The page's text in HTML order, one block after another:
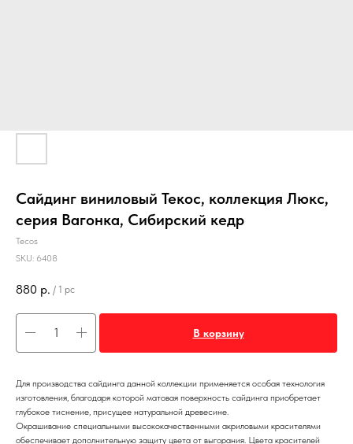
Сайдинг виниловый Текос, коллекция Люкс,
серия Вагонка, Сибирский кедр
Tecos
SKU: 6408
880 р. / 1 pc
В корзину
Для производства сайдинга данной коллекции применяется особая технология
изготовления, благодаря которой матовая поверхность сайдинга приобретает
глубокое тиснение, присущее натуральной древесине.
Окрашивание специальными высококачественными акриловыми красителями
обеспечивает дополнительную защиту цвета от выгорания. Цвета красителей